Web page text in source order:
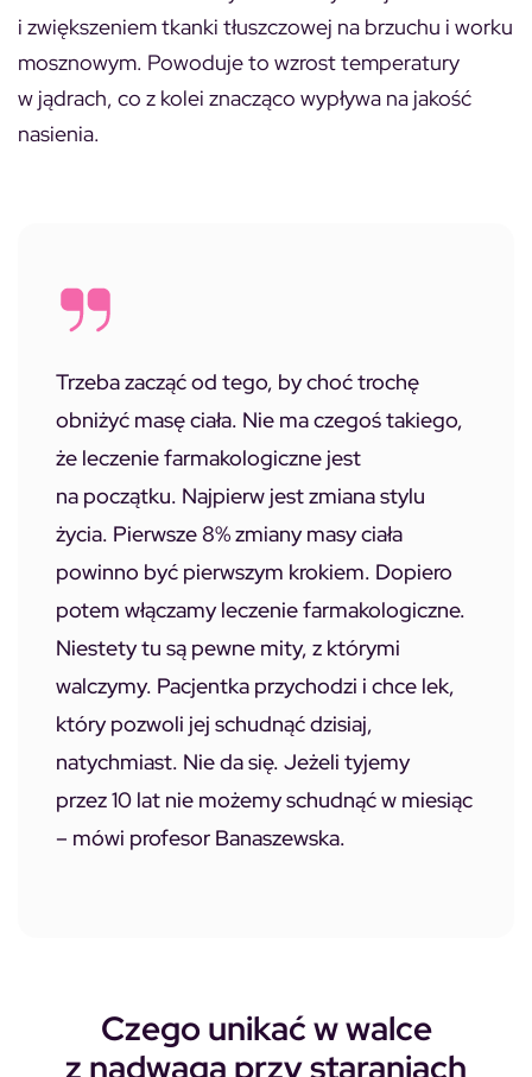
i zwiększeniem tkanki tłuszczowej na brzuchu i worku
mosznowym. Powoduje to wzrost temperatury
w jądrach, co z kolei znacząco wypływa na jakość
nasienia.
Trzeba zacząć od tego, by choć trochę
obniżyć masę ciała. Nie ma czegoś takiego,
że leczenie farmakologiczne jest
na początku. Najpierw jest zmiana stylu
życia. Pierwsze 8% zmiany masy ciała
powinno być pierwszym krokiem. Dopiero
potem włączamy leczenie farmakologiczne.
Niestety tu są pewne mity, z którymi
walczymy. Pacjentka przychodzi i chce lek,
który pozwoli jej schudnąć dzisiaj,
natychmiast. Nie da się. Jeżeli tyjemy
przez 10 lat nie możemy schudnąć w miesiąc
– mówi profesor Banaszewska.
Czego unikać w walce
z nadwagą przy staraniach